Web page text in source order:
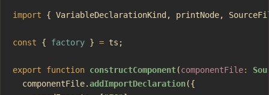
import { VariableDeclarationKind, printNode,
const { factory } = ts;
export function constructComponent(componentFile:
  componentFile.
addImportDeclaration({